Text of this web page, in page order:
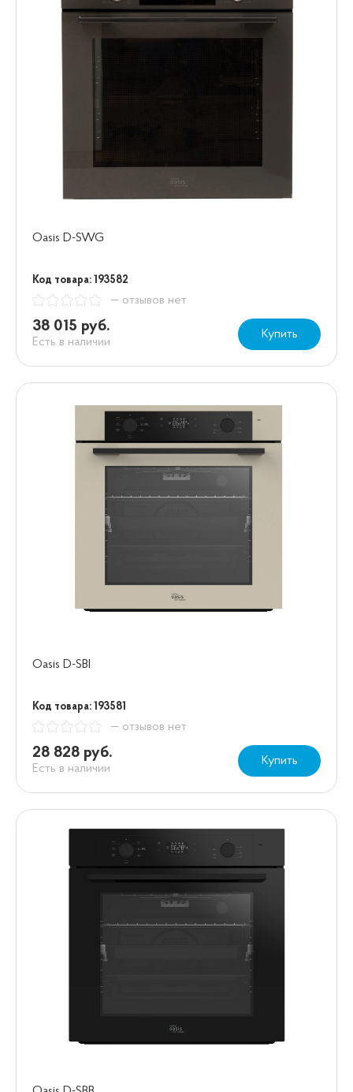
Oasis D-SWG
Код товара: 193582
— отзывов нет
38 015 руб.
Есть в наличии
Купить
Oasis D-SBI
Код товара: 193581
— отзывов нет
28 828 руб.
Есть в наличии
Купить